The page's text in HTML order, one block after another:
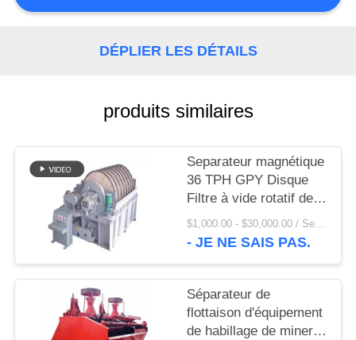
PLAN
SITE
PRIVACY
POLICY
DÉPLIER LES DÉTAILS
produits similaires
Separateur magnétique
36 TPH GPY Disque
Filtre à vide rotatif de
haute qualité
$1,000.00 - $30,000.00 / Set MOQ:1 ensemble/ensembles
- JE NE SAIS PAS.
Séparateur de
flottaison d'équipement
de habillage de minerai